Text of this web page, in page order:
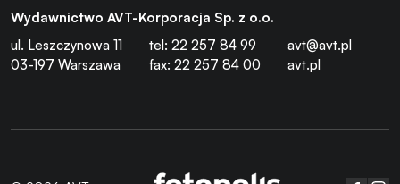
Wydawnictwo AVT-Korporacja Sp. z o.o.
ul. Leszczynowa 11
03-197 Warszawa
tel: 22 257 84 99
fax: 22 257 84 00
avt@avt.pl
avt.pl